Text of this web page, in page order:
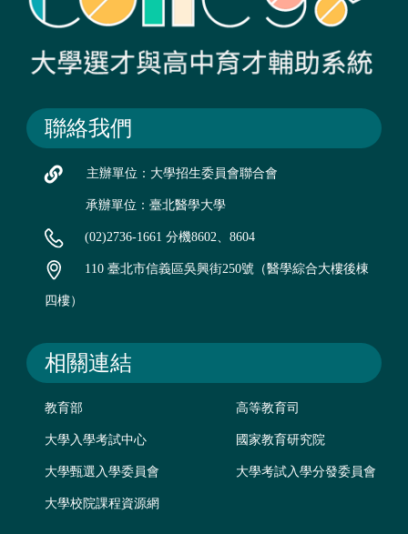
聯絡我們
主辦單位：大學招生委員會聯合會
承辦單位：臺北醫學大學
(02)2736-1661 分機8602、8604
110 臺北市信義區吳興街250號（醫學綜合大樓後棟
四樓）
相關連結
教育部 高等教育司
大學入學考試中心 國家教育研究院
大學甄選入學委員會 大學考試入學分發委員會
大學校院課程資源網